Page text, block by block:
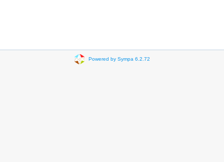
Powered by Sympa 6.2.72